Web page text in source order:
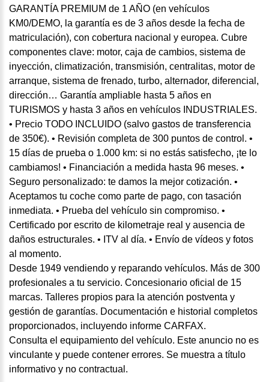
GARANTÍA PREMIUM de 1 AÑO (en vehículos
KM0/DEMO, la garantía es de 3 años desde la fecha de
matriculación), con cobertura nacional y europea. Cubre
componentes clave: motor, caja de cambios, sistema de
inyección, climatización, transmisión, centralitas, motor de
arranque, sistema de frenado, turbo, alternador, diferencial,
dirección… Garantía ampliable hasta 5 años en
TURISMOS y hasta 3 años en vehículos INDUSTRIALES.
• Precio TODO INCLUIDO (salvo gastos de transferencia
de 350€). • Revisión completa de 300 puntos de control. •
15 días de prueba o 1.000 km: si no estás satisfecho, ¡te lo
cambiamos! • Financiación a medida hasta 96 meses. •
Seguro personalizado: te damos la mejor cotización. •
Aceptamos tu coche como parte de pago, con tasación
inmediata. • Prueba del vehículo sin compromiso. •
Certificado por escrito de kilometraje real y ausencia de
daños estructurales. • ITV al día. • Envío de vídeos y fotos
al momento.
Desde 1949 vendiendo y reparando vehículos. Más de 300
profesionales a tu servicio. Concesionario oficial de 15
marcas. Talleres propios para la atención postventa y
gestión de garantías. Documentación e historial completos
proporcionados, incluyendo informe CARFAX.
Consulta el equipamiento del vehículo. Este anuncio no es
vinculante y puede contener errores. Se muestra a título
informativo y no contractual.